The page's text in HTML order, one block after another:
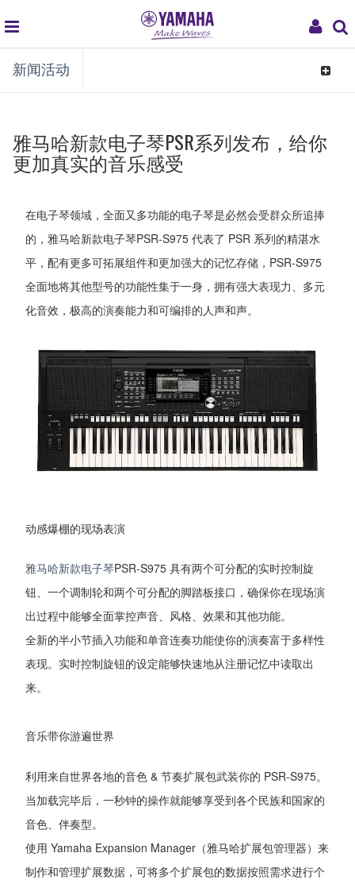
My
global
navigation
新闻活动
Toggle
雅马哈新款电子琴PSR系列发布，给你
更加真实的音乐感受
在电子琴领域，全面又多功能的电子琴是必然会受群众所追捧
的，雅马哈新款电子琴PSR-S975 代表了 PSR 系列的精湛水
平，配有更多可拓展组件和更加强大的记忆存储，PSR-S975
全面地将其他型号的功能性集于一身，拥有强大表现力、多元
化音效，极高的演奏能力和可编排的人声和声。
动感爆棚的现场表演
雅马哈新款电子琴PSR-S975 具有两个可分配的实时控制旋
钮、一个调制轮和两个可分配的脚踏板接口，确保你在现场演
出过程中能够全面掌控声音、风格、效果和其他功能。
全新的半小节插入功能和单音连奏功能使你的演奏富于多样性
表现。实时控制旋钮的设定能够快速地从注册记忆中读取出
来。
音乐带你游遍世界
利用来自世界各地的音色 & 节奏扩展包武装你的 PSR-S975。
当加载完毕后，一秒钟的操作就能够享受到各个民族和国家的
音色、伴奏型。
使用 Yamaha Expansion Manager（雅马哈扩展包管理器）来
制作和管理扩展数据，可将多个扩展包的数据按照需求进行个